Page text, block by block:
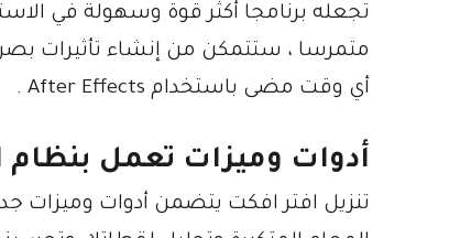
تجعله برنامجا أكثر قوة وسهولة في
متمرسا ، ستتمكن من إنشاء تأثيرات
أي وقت مضى باستخدام After Effects .
أدوات وميزات تعمل بنظام
تنزيل افتر افكت يتضمن أدوات وميزات